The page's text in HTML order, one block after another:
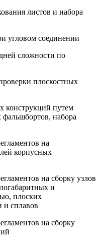
листов и набора
угловом соединении
сложности по
плоскостных
конструкций путем
набора
на
корпусных
на сборку узлов
и
плоских
и сплавов
на сборку